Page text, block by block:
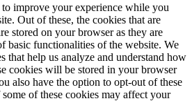
improve your experience while you
Out of these, the cookies that are
stored on your browser as they are
basic functionalities of the website. We
that help us analyze and understand how
cookies will be stored in your browser
also have the option to opt-out of these
of these cookies may affect your